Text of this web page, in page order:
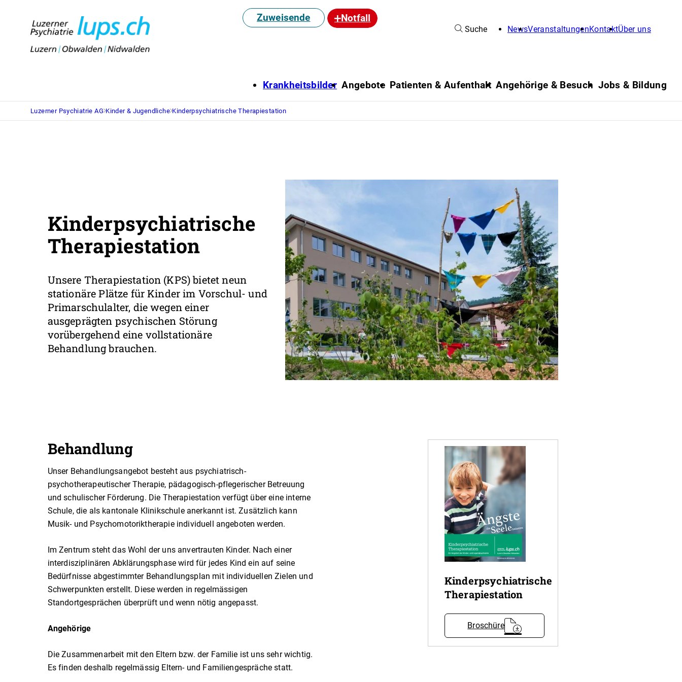
Zuweisende Notfall
Suche NewsVeranstaltungenKontaktÜber uns
Krankheitsbilder Angebote Patienten & Aufenthalt Angehörige & Besuch Jobs & Bildung
Luzerner Psychiatrie AG Kinder & Jugendliche Kinderpsychiatrische Therapiestation
Kinderpsychiatrische
Therapiestation
Unsere Therapiestation (KPS) bietet neun
stationäre Plätze für Kinder im Vorschul- und
Primarschulalter, die wegen einer
ausgeprägten psychischen Störung
vorübergehend eine vollstationäre
Behandlung brauchen.
Behandlung
Unser Behandlungsangebot besteht aus psychiatrisch-
psychotherapeutischer Therapie, pädagogisch-pflegerischer Betreuung
und schulischer Förderung. Die Therapiestation verfügt über eine interne
Schule, die als kantonale Klinikschule anerkannt ist. Zusätzlich kann
Musik- und Psychomotoriktherapie individuell angeboten werden.
Im Zentrum steht das Wohl der uns anvertrauten Kinder. Nach einer
interdisziplinären Abklärungsphase wird für jedes Kind ein auf seine
Bedürfnisse abgestimmter Behandlungsplan mit individuellen Zielen und
Schwerpunkten erstellt. Diese werden in regelmässigen
Standortgesprächen überprüft und wenn nötig angepasst.
Angehörige
Die Zusammenarbeit mit den Eltern bzw. der Familie ist uns sehr wichtig.
Es finden deshalb regelmässig Eltern- und Familiengespräche statt.
Kinderpsychiatrische
Therapiestation
Broschüre